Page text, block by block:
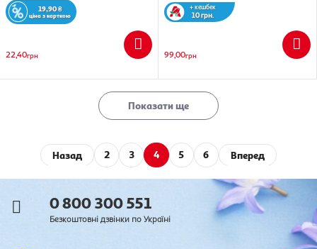
19,90₴
ціна з карткою
22,40грн
+ кешбек
10 грн.
99,00грн
Показати ще
Назад 2 3 4 5 6 Вперед
0 800 300 551
Безкоштовні дзвінки по Україні